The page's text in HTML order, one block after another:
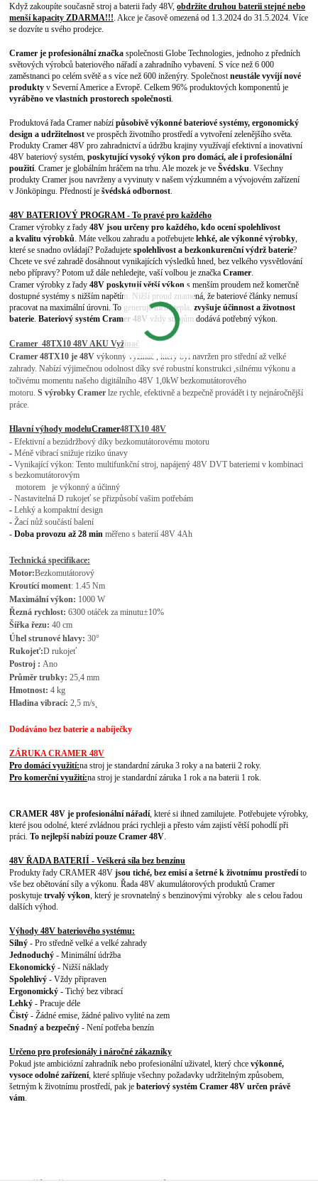
Když zakoupíte současně stroj a baterii řady 48V,obdržíte druhou baterii stejné nebo
menší kapacity ZDARMA!!! . Akce je časově omezená od 1.3.2024 do 31.5.2024. Více
se dozvíte u svého prodejce.
Cramer je profesionální značka společnosti Globe Technologies, jednoho z předních
světových výrobců bateriového nářadí a zahradního vybavení. S více než 6 000
zaměstnanci po celém světě a s více než 600 inženýry. Společnostneustále vyvíjí nové
produkty v Severní Americe a Evropě. Celkem 96% produktových komponentů je
vyráběno ve vlastních prostorech společnosti
Produktová řada Cramer nabízípůsobivě výkonné bateriové systémy, ergonomický
design a udržitelnost ve prospěch životního prostředí a vytvoření zelenějšího světa.
Produkty Cramer 48V pro zahradnictví a údržbu krajiny využívají efektivní a inovativní
48V bateriový systém,poskytující vysoký výkon pro domácí, ale i profesionální
použití. Cramer je globálním hráčem na trhu. Ale mozek je veŠvédsku . Všechny
produkty Cramer jsou navrženy a vyvinuty v našem výzkumném a vývojovém zařízení
v Jönköpingu. Předností ješvédská odbornost
48V BATERIOVÝ PROGRAM - To pravé pro každého
Cramer výrobky z řady48V jsou určeny pro každého, kdo ocení spolehlivost
a kvalitu výrobků . Máte velkou zahradu a potřebujetelehké, ale výkonné výrobky
které se snadno ovládají? Požadujetespolehlivost a bezkonkurenční výdrž baterie?
Chcete ve své zahradě dosáhnout vynikajících výsledků hned, bez velkého vysvětlování
nebo přípravy? Potom už dále nehledejte, vaší volbou je značkaCramer
Cramer výrobky z řady48V poskytují větší výkon s menším proudem než komerčně
dostupné systémy s nižším napětím. Nižší proud znamená, že bateriové články nemusí
pracovat na maximální úrovni. To generuje méně tepla,zvyšuje účinnost a životnost
baterie .Bateriový systém Cramer 48V vždy strojům dodává potřebný výkon.
Cramer 48TX10 48V AKU Vyžínač
Cramer 48TX10 je 48Vvýkonný vyžínač , který byl navržen pro střední až velké
zahrady. Nabízí výjimečnou odolnost díky své robustní konstrukci ,silnému výkonu a
točivému momentu našeho digitálního 48V 1,0kW bezkomutátorového
motoru.S výrobky Cramerlze rychle, efektivně a bezpečně provádět i ty nejnáročnější
práce.
Hlavní výhody modeluCramer48TX10 48V
-Efektivní a bezúdržbový díky bezkomutátorovému motoru
-Méně vibrací snižuje riziko únavy
-Vynikající výkon: Tento multifunkční stroj, napájený 48V DVT bateriemi v kombinaci
s bezkomutátorovým
motorem je výkonný a účinný
-Nastavitelná D rukojeť se přizpůsobí vašim potřebám
-Lehký a kompaktní design
- Žací nůž součástí balení
-Doba provozu až 28 minměřeno s baterií 48V 4Ah
Technická specifikace:
Motor:Bezkomutátorový
Kroutící moment: 1.45 Nm
Maximální výkon: 1000 W
Řezná rychlost:6300 otáček za minutu±10%
Šířka řezu:40 cm
Úhel strunové hlavy: 30°
Rukojeť:D rukojeť
Postroj :Ano
Průměr trubky:25,4 mm
Hmotnost:4 kg
Hladina vibrací:2,5 m/s˛
Dodáváno bez baterie a nabíječky
ZÁRUKA CRAMER 48V
Pro domácí využití:na stroj je standardní záruka 3 roky a na baterii 2 roky.
Pro komerční využití:na stroj je standardní záruka 1 rok a na baterii 1 rok.
CRAMER 48V je profesionální nářadí, které si ihned zamilujete. Potřebujete výrobky,
které jsou odolné, které zvládnou práci rychleji a přesto vám zajistí větší pohodlí při
práci.To nejlepší nabízí pouze Cramer 48V.
48V ŘADA BATERIÍ - Veškerá síla bez benzínu
Produkty řady CRAMER 48Vjsou tiché, bez emisí a šetrné k životnímu prostředíto
vše bez obětování síly a výkonu. Řada 48V akumulátorových produktů Cramer
poskytujetrvalý výkon, který je srovnatelný s benzinovými výrobky ale s celou řadou
dalších výhod.
Výhody 48V bateriového systému:
Silný - Pro středně velké a velké zahrady
Jednoduchý - Minimální údržba
Ekonomický - Nižší náklady
Spolehlivý - Vždy připraven
Ergonomický - Tichý bez vibrací
Lehký - Pracuje déle
Čistý - Žádné emise, žádné palivo vylité na zem
Snadný a bezpečný - Není potřeba benzín
Určeno pro profesionály i náročné zákazníky
Pokud jste ambiciózní zahradník nebo profesionální uživatel, který chcevýkonné,
vysoce odolné zařízení, které splňuje všechny požadavky udržitelným způsobem,
šetrným k životnímu prostředí, pak jebateriový systém Cramer 48V určen právě
vám.